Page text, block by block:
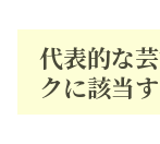
代表的な
クに該当